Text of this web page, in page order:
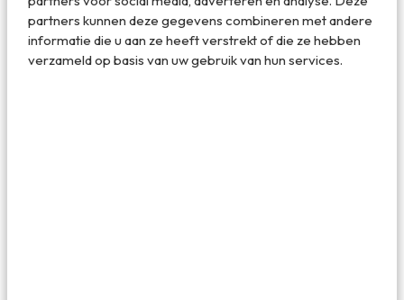
partners kunnen deze gegevens combineren met andere
informatie die u aan ze heeft verstrekt of die ze hebben
verzameld op basis van uw gebruik van hun services.
zijn al die cruisegangers er nog niet, en zie je hoe mooi
dit haventje eigenlijk is. Met de bergen, Fort Minčeta
en de contouren van de oude stad op de achtergrond
is het een meer dan fraai plaatje.